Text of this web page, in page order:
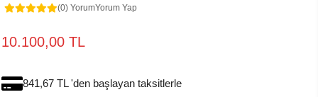
(0) YorumYorum Yap
10.100,00 TL
841,67 TL 'den başlayan taksitlerle